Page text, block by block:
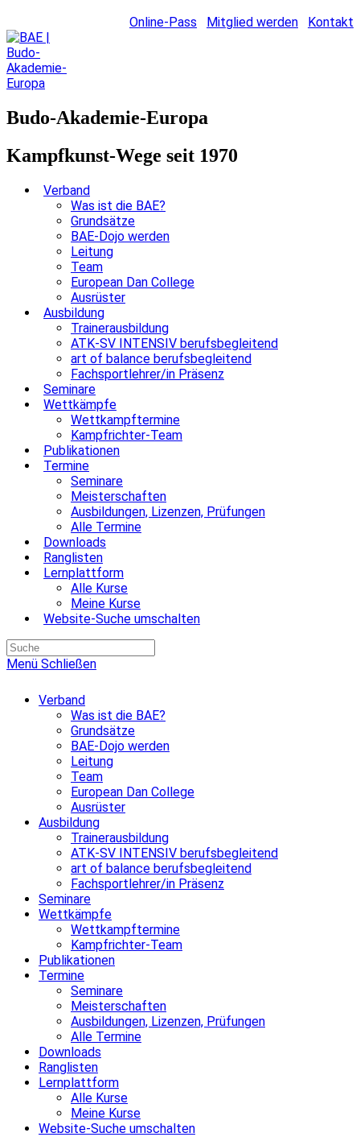
Online-Pass Mitglied werden Kontakt
Budo-Akademie-Europa
Kampfkunst-Wege seit 1970
Verband
Was ist die BAE?
Grundsätze
BAE-Dojo werden
Leitung
Team
European Dan College
Ausrüster
Ausbildung
Trainerausbildung
ATK-SV INTENSIV berufsbegleitend
art of balance berufsbegleitend
Fachsportlehrer/in Präsenz
Seminare
Wettkämpfe
Wettkampftermine
Kampfrichter-Team
Publikationen
Termine
Seminare
Meisterschaften
Ausbildungen, Lizenzen, Prüfungen
Alle Termine
Downloads
Ranglisten
Lernplattform
Alle Kurse
Meine Kurse
Website-Suche umschalten
Menü Schließen
Verband
Was ist die BAE?
Grundsätze
BAE-Dojo werden
Leitung
Team
European Dan College
Ausrüster
Ausbildung
Trainerausbildung
ATK-SV INTENSIV berufsbegleitend
art of balance berufsbegleitend
Fachsportlehrer/in Präsenz
Seminare
Wettkämpfe
Wettkampftermine
Kampfrichter-Team
Publikationen
Termine
Seminare
Meisterschaften
Ausbildungen, Lizenzen, Prüfungen
Alle Termine
Downloads
Ranglisten
Lernplattform
Alle Kurse
Meine Kurse
Website-Suche umschalten